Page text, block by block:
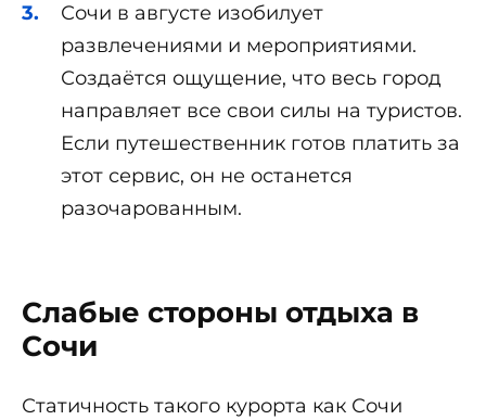
Сочи в августе изобилует
развлечениями и мероприятиями.
Создаётся ощущение, что весь город
направляет все свои силы на туристов.
Если путешественник готов платить за
этот сервис, он не останется
разочарованным.
Слабые стороны отдыха в
Сочи
Статичность такого курорта как Сочи